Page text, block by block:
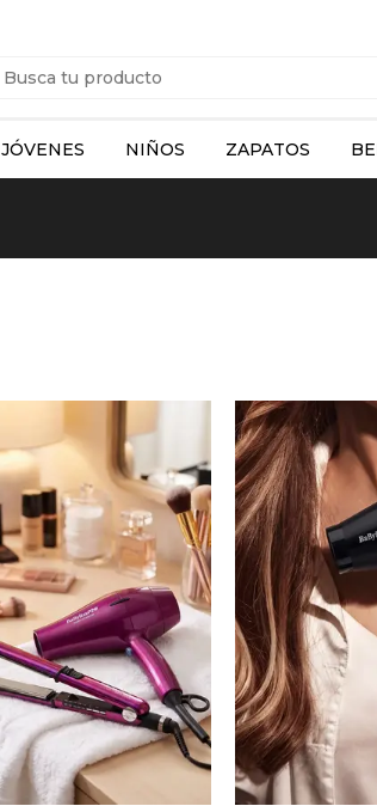
JÓVENES NIÑOS ZAPATOS